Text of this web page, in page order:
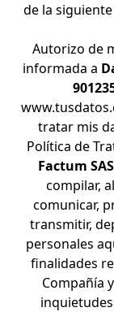
de la siguiente
Autorizo de
informada a
tratar mis
Política de
Factum SAS
compilar,
comunicar,
transmitir,
personales
finalidades
Compañía